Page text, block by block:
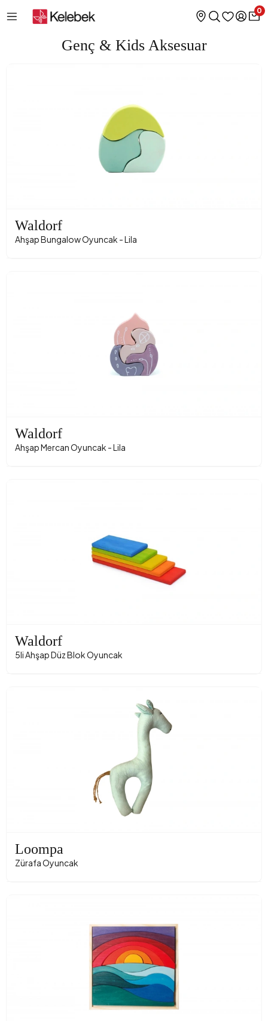
0
Genç & Kids Aksesuar
Waldorf
Ahşap Bungalow Oyuncak - Lila
Waldorf
Ahşap Mercan Oyuncak - Lila
Waldorf
5li Ahşap Düz Blok Oyuncak
Loompa
Zürafa Oyuncak